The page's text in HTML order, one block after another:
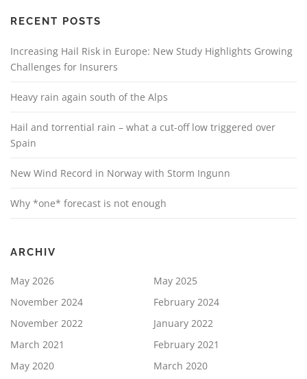
RECENT POSTS
Increasing Hail Risk in Europe: New Study Highlights Growing
Challenges for Insurers
Heavy rain again south of the Alps
Hail and torrential rain – what a cut-off low triggered over
Spain
New Wind Record in Norway with Storm Ingunn
Why *one* forecast is not enough
ARCHIV
May 2026
May 2025
November 2024
February 2024
November 2022
January 2022
March 2021
February 2021
May 2020
March 2020